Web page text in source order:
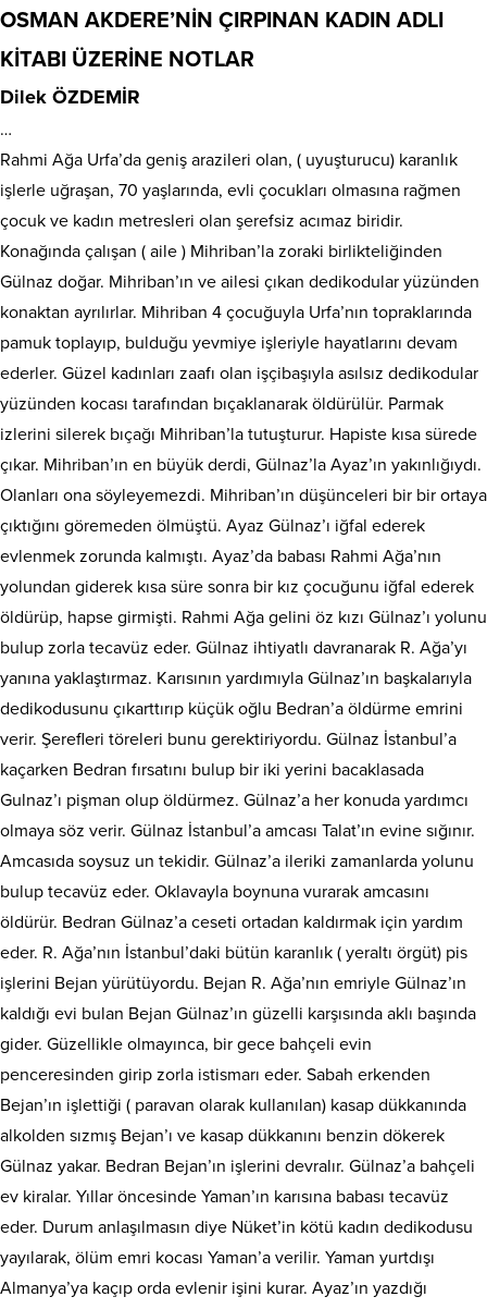
OSMAN AKDERE’NİN ÇIRPINAN KADIN ADLI
KİTABI ÜZERİNE NOTLAR
Dilek ÖZDEMİR
…
Rahmi Ağa Urfa’da geniş arazileri olan, ( uyuşturucu) karanlık
işlerle uğraşan, 70 yaşlarında, evli çocukları olmasına rağmen
çocuk ve kadın metresleri olan şerefsiz acımaz biridir.
Konağında çalışan ( aile ) Mihriban’la zoraki birlikteliğinden
Gülnaz doğar. Mihriban’ın ve ailesi çıkan dedikodular yüzünden
konaktan ayrılırlar. Mihriban 4 çocuğuyla Urfa’nın topraklarında
pamuk toplayıp, bulduğu yevmiye işleriyle hayatlarını devam
ederler. Güzel kadınları zaafı olan işçibaşıyla asılsız dedikodular
yüzünden kocası tarafından bıçaklanarak öldürülür. Parmak
izlerini silerek bıçağı Mihriban’la tutuşturur. Hapiste kısa sürede
çıkar. Mihriban’ın en büyük derdi, Gülnaz’la Ayaz’ın yakınlığıydı.
Olanları ona söyleyemezdi. Mihriban’ın düşünceleri bir bir ortaya
çıktığını göremeden ölmüştü. Ayaz Gülnaz’ı iğfal ederek
evlenmek zorunda kalmıştı. Ayaz’da babası Rahmi Ağa’nın
yolundan giderek kısa süre sonra bir kız çocuğunu iğfal ederek
öldürüp, hapse girmişti. Rahmi Ağa gelini öz kızı Gülnaz’ı yolunu
bulup zorla tecavüz eder. Gülnaz ihtiyatlı davranarak R. Ağa’yı
yanına yaklaştırmaz. Karısının yardımıyla Gülnaz’ın başkalarıyla
dedikodusunu çıkarttırıp küçük oğlu Bedran’a öldürme emrini
verir. Şerefleri töreleri bunu gerektiriyordu. Gülnaz İstanbul’a
kaçarken Bedran fırsatını bulup bir iki yerini bacaklasada
Gulnaz’ı pişman olup öldürmez. Gülnaz’a her konuda yardımcı
olmaya söz verir. Gülnaz İstanbul’a amcası Talat’ın evine sığınır.
Amcasıda soysuz un tekidir. Gülnaz’a ileriki zamanlarda yolunu
bulup tecavüz eder. Oklavayla boynuna vurarak amcasını
öldürür. Bedran Gülnaz’a ceseti ortadan kaldırmak için yardım
eder. R. Ağa’nın İstanbul’daki bütün karanlık ( yeraltı örgüt) pis
işlerini Bejan yürütüyordu. Bejan R. Ağa’nın emriyle Gülnaz’ın
kaldığı evi bulan Bejan Gülnaz’ın güzelli karşısında aklı başında
gider. Güzellikle olmayınca, bir gece bahçeli evin
penceresinden girip zorla istismarı eder. Sabah erkenden
Bejan’ın işlettiği ( paravan olarak kullanılan) kasap dükkanında
alkolden sızmış Bejan’ı ve kasap dükkanını benzin dökerek
Gülnaz yakar. Bedran Bejan’ın işlerini devralır. Gülnaz’a bahçeli
ev kiralar. Yıllar öncesinde Yaman’ın karısına babası tecavüz
eder. Durum anlaşılmasın diye Nüket’in kötü kadın dedikodusu
yayılarak, ölüm emri kocası Yaman’a verilir. Yaman yurtdışı
Almanya’ya kaçıp orda evlenir işini kurar. Ayaz’ın yazdığı